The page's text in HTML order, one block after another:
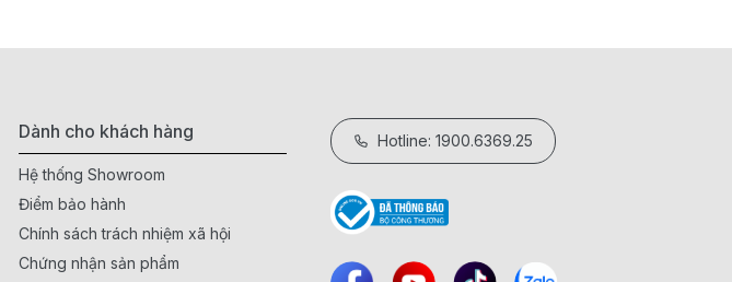
Dành cho khách hàng
Hệ thống Showroom
Điểm bảo hành
Chính sách trách nhiệm xã hội
Chứng nhận sản phẩm
Hotline: 1900.6369.25